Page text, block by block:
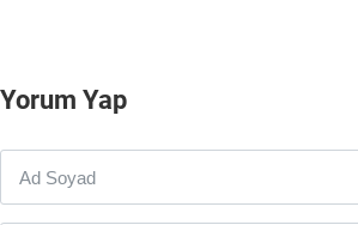
Yorum Yap